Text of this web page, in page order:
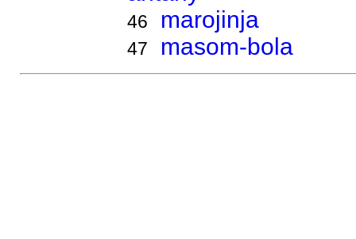
46 marojinja
47 masom-bola